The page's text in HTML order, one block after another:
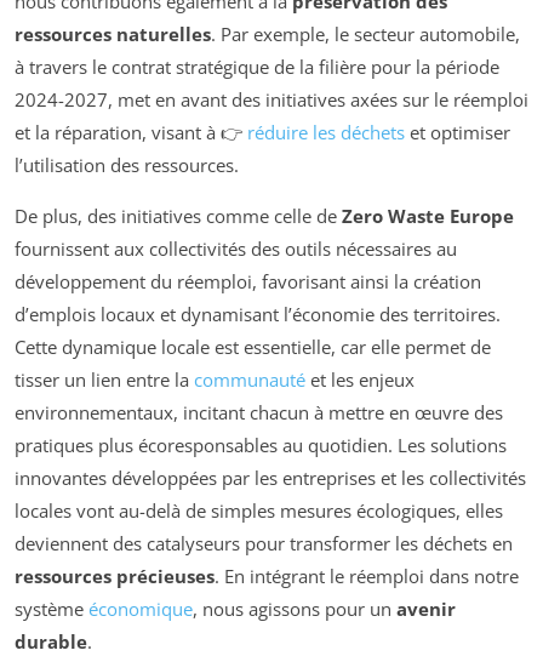
ressources naturelles. Par exemple, le secteur automobile,
à travers le contrat stratégique de la filière pour la période
2024-2027, met en avant des initiatives axées sur le réemploi
et la réparation, visant à 👉 réduire les déchets et optimiser
l’utilisation des ressources.
De plus, des initiatives comme celle de Zero Waste Europe
fournissent aux collectivités des outils nécessaires au
développement du réemploi, favorisant ainsi la création
d’emplois locaux et dynamisant l’économie des territoires.
Cette dynamique locale est essentielle, car elle permet de
tisser un lien entre la communauté et les enjeux
environnementaux, incitant chacun à mettre en œuvre des
pratiques plus écoresponsables au quotidien. Les solutions
innovantes développées par les entreprises et les collectivités
locales vont au-delà de simples mesures écologiques, elles
deviennent des catalyseurs pour transformer les déchets en
ressources précieuses. En intégrant le réemploi dans notre
système économique, nous agissons pour un avenir
durable.